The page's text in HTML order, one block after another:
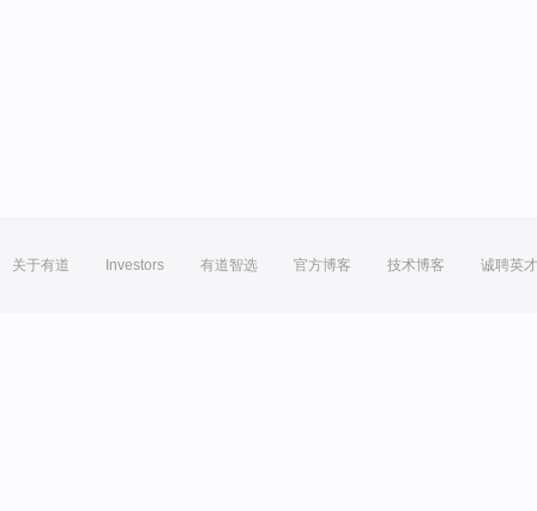
关于有道 Investors 有道智选 官方博客 技术博客 诚聘英才